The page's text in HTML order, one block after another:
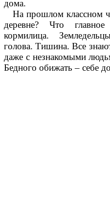
дома.
На прошлом классном
деревне? Что
кормилица.
голова. Тишина. Все
даже с незнакомыми
Бедного обижать – себе